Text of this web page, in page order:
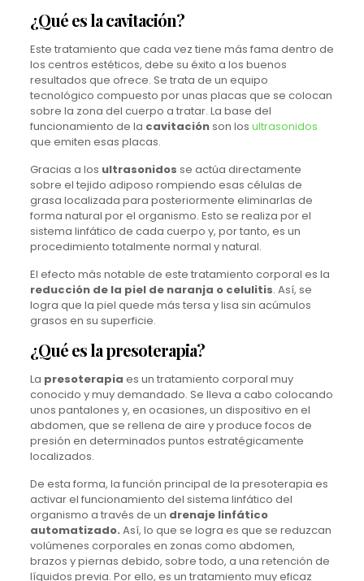
¿Qué es la cavitación?
Este tratamiento que cada vez tiene más fama dentro de
los centros estéticos, debe su éxito a los buenos
resultados que ofrece. Se trata de un equipo
tecnológico compuesto por unas placas que se colocan
sobre la zona del cuerpo a tratar. La base del
funcionamiento de la cavitaciónson los ultrasonidos
que emiten esas placas.
Gracias a los ultrasonidos se actúa directamente
sobre el tejido adiposo rompiendo esas células de
grasa localizada para posteriormente eliminarlas de
forma natural por el organismo. Esto se realiza por el
sistema linfático de cada cuerpo y, por tanto, es un
procedimiento totalmente normal y natural.
El efecto más notable de este tratamiento corporal es la
reducción de la piel de naranja o celulitis. Así, se
logra que la piel quede más tersa y lisa sin acúmulos
grasos en su superficie.
¿Qué es la presoterapia?
La presoterapia es un tratamiento corporal muy
conocido y muy demandado. Se lleva a cabo colocando
unos pantalones y, en ocasiones, un dispositivo en el
abdomen, que se rellena de aire y produce focos de
presión en determinados puntos estratégicamente
localizados.
De esta forma, la función principal de la presoterapia es
activar el funcionamiento del sistema linfático del
organismo a través de un drenaje linfático
automatizado. Así, lo que se logra es que se reduzcan
volúmenes corporales en zonas como abdomen,
brazos y piernas debido, sobre todo, a una retención de
líquidos previa. Por ello, es un tratamiento muy eficaz